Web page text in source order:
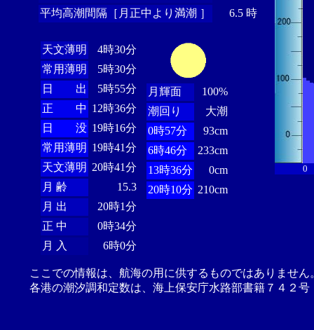
平均高潮間隔［月正中より満潮 ］
6.5 時
天文薄明
4時30分
常用薄明
5時30分
日 出
5時55分
正 中 12時36分
日 没 19時16分
常用薄明 19時41分
天文薄明 20時41分
月 齢
15.3
月 出
20時1分
正 中
0時34分
月 入
6時0分
月輝面
100%
潮回り
大潮
0時57分
93cm
6時46分
233cm
13時36分
0cm
20時10分 210cm
0
ここでの情報は、航海の用に供するものではありませ
各港の潮汐調和定数は、海上保安庁水路部書籍７４２